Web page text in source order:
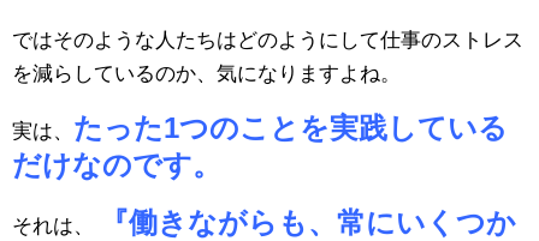
ではそのような人たちはどのようにして仕事のストレス
を減らしているのか、気になりますよね。
実は、 たった1つのことを実践している
だけなのです。
それは、
『働きながらも、常にいくつか